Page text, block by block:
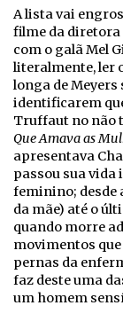
A lista vai
filme da diretora
com o galã Mel
literalmente, ler
longa de Meyers
identificarem
Truffaut no não
Que Amava as
apresentava
passou sua vida
feminino; desde
da mãe) até o
quando morre
movimentos que
pernas da
faz deste uma
um homem